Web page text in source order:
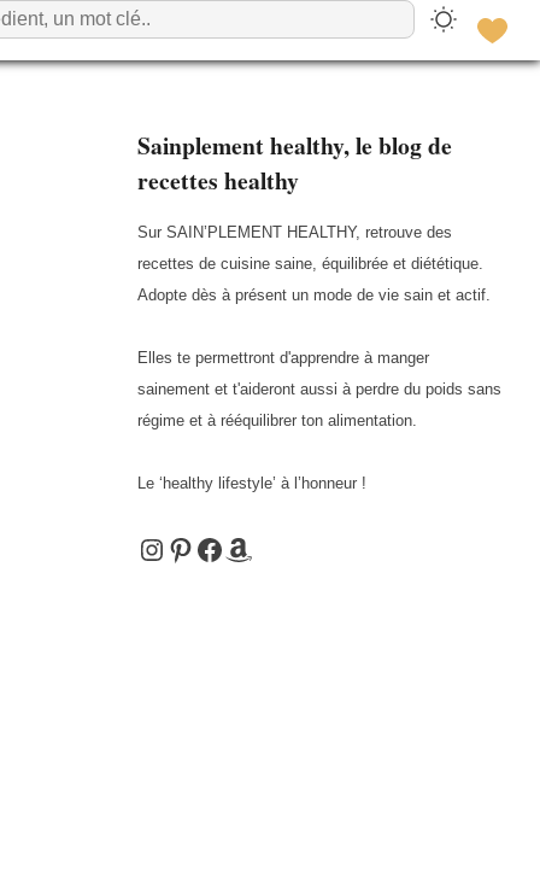
Sainplement healthy, le blog de
recettes healthy
Sur SAIN’PLEMENT HEALTHY, retrouve des
recettes de cuisine saine, équilibrée et diététique.
Adopte dès à présent un mode de vie sain et actif.
Elles te permettront d'apprendre à manger
sainement et t'aideront aussi à perdre du poids sans
régime et à rééquilibrer ton alimentation.
Le ‘healthy lifestyle’ à l’honneur !
Instagram
Pinterest
Facebook
Amazon